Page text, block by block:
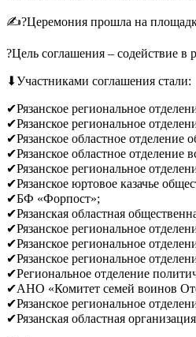
✍?Церемония прошла на
?Цель соглашения – содействие в
⬇Участниками соглашения стали:
✔Рязанское региональное
✔Рязанское региональное
✔Рязанское областное
✔Рязанское областное отделение
✔Рязанское региональное
✔Рязанское юртовое казачье
✔БФ «Форпост»;
✔Рязанская областная
✔Рязанское региональное
✔Рязанское региональное
✔Рязанское региональное
✔Региональное отделение
✔АНО «Комитет семей воинов
✔Рязанское региональное
✔Рязанская областная